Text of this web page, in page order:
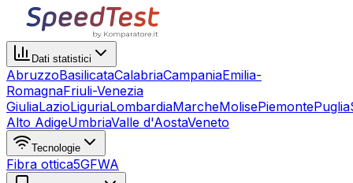
Dati statistici
AbruzzoBasilicataCalabriaCampaniaEmilia-
RomagnaFriuli-Venezia
GiuliaLazioLiguriaLombardiaMarcheMolisePiemontePuglia
Alto AdigeUmbriaValle d'AostaVeneto
Tecnologie
Fibra ottica5GFWA